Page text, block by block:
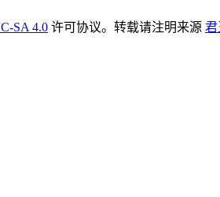
SA 4.0 许可协议。转载请注明来源 君